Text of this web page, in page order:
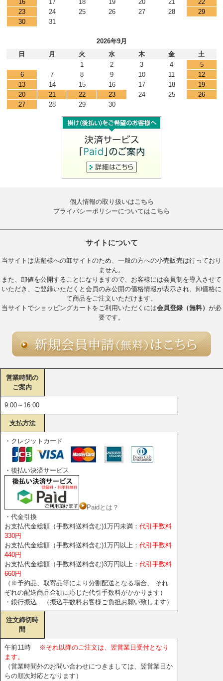
16 17 18 19 20 21
22
23
24 25 26 27 28
29
30
31
2026年9月
日
月 火 水 木 金
土
1
2 3 4
5
6
7 8 9 10 11
12
13
14 15 16 17 18
19
20
21 22 23 24 25
26
27
28 29 30
個人情報の取り扱いはこちら
プライバシーポリシーについてはこちら
サイトについて
当サイトは店舗様への卸サイトのため、一般の方への小売販売は行っており
ません。
また、卸値を公開することになりますので、お客様には会員制を導入させて
いただき、ご登録いただくと会員のみ公開の価格情報が表示され、卸価格に
て商品をご注文いただけます。
当サイトでショッピングカートをご利用いただくには会員登録（無料） が必
要です。
営業時間の
ご案内
9:00～16:00
支払方法
・クレジットカード
・後払い決済サービス
Paidとは？
・代金引換
お支払代金総額（手数料送料含む)1万円未満： 代引手数料
330円
お支払代金総額（手数料送料含む)1万円以上： 代引手数料
440円
お支払代金総額（手数料送料含む)3万円以上： 代引手数料
660円
（※予約品、取寄品等により分割配送となる場合、 それ
ぞれの配送商品金額に応じた代引手数料がかかります）
・銀行振込 （振込手数料お客様ご負担お願い致します）
注文締切時
間
午前11時
※それ以降のご注文は、翌営業日受付となり
ます。
（営業時間外のお問い合わせにつきましては、翌営業日か
らの順次対応となります）